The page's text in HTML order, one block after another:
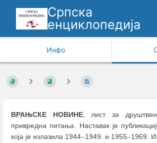
Српска
енциклопедија
Инфо
ВРАЊСКЕ НОВИНЕ, лист за
привредна питања. Наставак је
која је излазила 1944–1949. и 1955–1969.